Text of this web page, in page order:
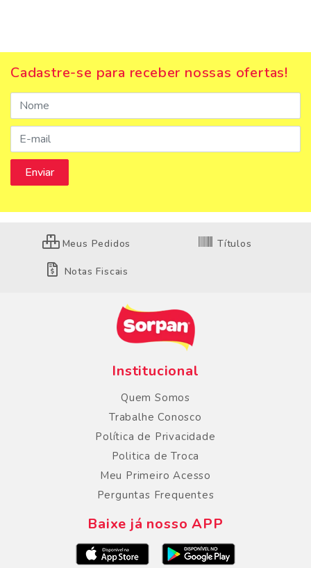
Cadastre-se para receber nossas ofertas!
Meus Pedidos Títulos
Notas Fiscais
Institucional
Quem Somos
Trabalhe Conosco
Política de Privacidade
Politica de Troca
Meu Primeiro Acesso
Perguntas Frequentes
Baixe já nosso APP